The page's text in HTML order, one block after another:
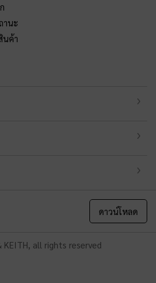
านะ
นค้า
ดาวน์โหลด
KEITH, all rights reserved